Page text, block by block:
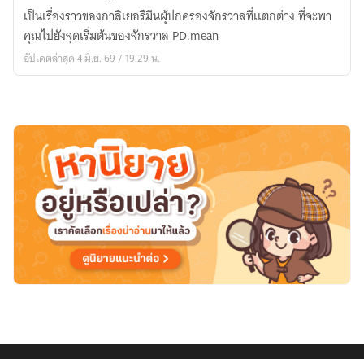
กำเนิด
จัก
วาล
ที่
ของ
กา
เยอ
ร์
มีน
เป็นเรื่องราวของกาลิเยอรืมีนผุ้ปกครองจักรวาลที่เเตกต่าง ที่จะพา
คุณไปยังจุดเริ่มต้นของจักรวาล PD.mean
อัปเดตล่าสุด 4 มิ.ย. 69 / 19:29 น.